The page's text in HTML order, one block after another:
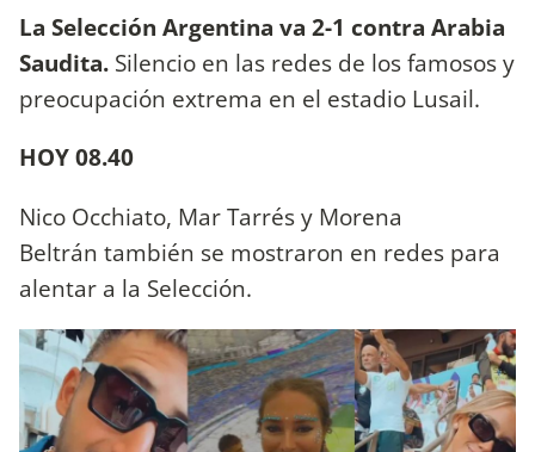
La Selección Argentina va 2-1 contra Arabia
Saudita. Silencio en las redes de los famosos y
preocupación extrema en el estadio Lusail.
HOY 08.40
Nico Occhiato, Mar Tarrés y Morena
Beltrán también se mostraron en redes para
alentar a la Selección.